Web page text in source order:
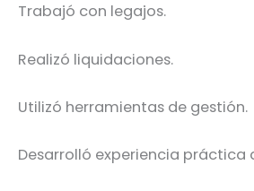
Trabajó con legajos.
Realizó liquidaciones.
Utilizó herramientas de gestión.
Desarrolló experiencia práctica